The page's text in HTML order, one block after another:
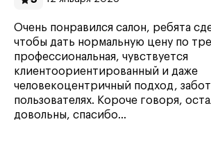
Очень понравился салон, ребята
чтобы дать нормальную цену по
профессиональная, чувствуется
клиентоориентированный и даже
человекоцентричный подход,
пользователях. Короче говоря,
довольны, спасибо…